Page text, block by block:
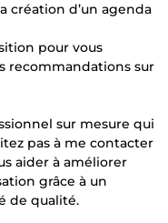
création d’un agenda
pour vous
recommandations sur
sur mesure qui
pas à me contacter
aider à améliorer
grâce à un
de qualité.